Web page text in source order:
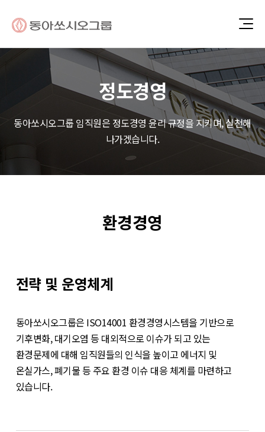
정도경영
동아쏘시오그룹 임직원은 정도경영 윤리 규정을 지키며, 실천해
나가겠습니다.
환경경영
전략 및 운영체계
동아쏘시오그룹은 ISO14001 환경경영시스템을 기반으로
기후변화, 대기오염 등 대외적으로 이슈가 되고 있는
환경문제에 대해 임직원들의 인식을 높이고 에너지 및
온실가스, 폐기물 등 주요 환경 이슈 대응 체계를 마련하고
있습니다.